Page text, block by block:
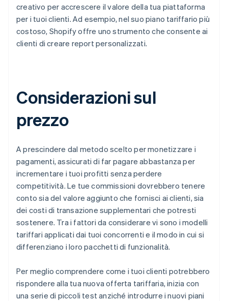
creativo per accrescere il valore della tua piattaforma
per i tuoi clienti. Ad esempio, nel suo piano tariffario più
costoso, Shopify offre uno strumento che consente ai
clienti di creare report personalizzati.
Considerazioni sul
prezzo
A prescindere dal metodo scelto per monetizzare i
pagamenti, assicurati di far pagare abbastanza per
incrementare i tuoi profitti senza perdere
competitività. Le tue commissioni dovrebbero tenere
conto sia del valore aggiunto che fornisci ai clienti, sia
dei costi di transazione supplementari che potresti
sostenere. Tra i fattori da considerare vi sono i modelli
tariffari applicati dai tuoi concorrenti e il modo in cui si
differenziano i loro pacchetti di funzionalità.
Per meglio comprendere come i tuoi clienti potrebbero
rispondere alla tua nuova offerta tariffaria, inizia con
una serie di piccoli test anziché introdurre i nuovi piani